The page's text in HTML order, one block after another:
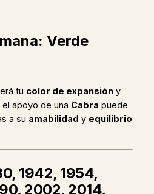
Verde
tu color de expansióny
el apoyo de una Cabra puede
a su amabilidad y equilibrio
1942, 1954,
2002, 2014,